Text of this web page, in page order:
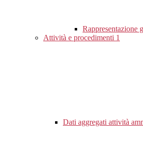
Rappresentazione
Attività e procedimenti 1
Dati aggregati attività